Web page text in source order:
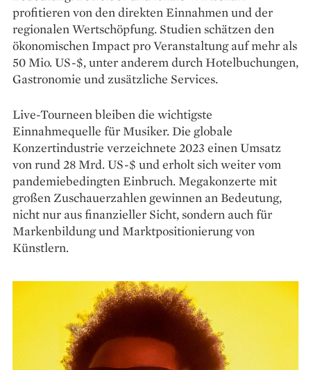
profitieren von den direkten Einnahmen und der
regionalen Wertschöpfung. Studien schätzen den
ökonomischen Impact pro Veranstaltung auf mehr als
50 Mio. US-$, unter anderem durch Hotelbuchungen,
Gastronomie und zusätzliche Services.
Live-Tourneen bleiben die wichtigste
Einnahmequelle für Musiker. Die globale
Konzertindustrie verzeichnete 2023 einen Umsatz
von rund 28 Mrd. US-$ und erholt sich weiter vom
pandemiebedingten Einbruch. Megakonzerte mit
großen Zuschauerzahlen gewinnen an Bedeutung,
nicht nur aus finanzieller Sicht, sondern auch für
Markenbildung und Marktpositionierung von
Künstlern.